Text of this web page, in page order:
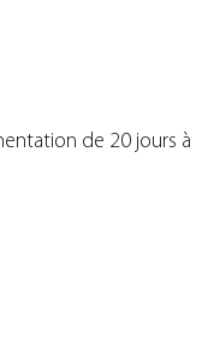
de 20 jours à